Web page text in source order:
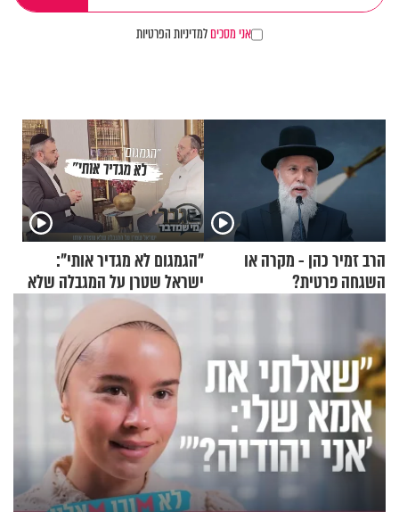
אני מסכיםלמדיניות הפרטיות
הרב זמיר כהן - מקרה או
השגחה פרטית?
"הגמגום לא מגדיר אותי":
ישראל שטרן על המגבלה שלא
עוצרת אותו